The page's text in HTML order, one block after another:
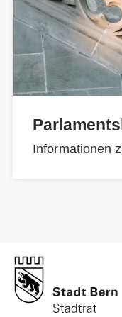
Informationen